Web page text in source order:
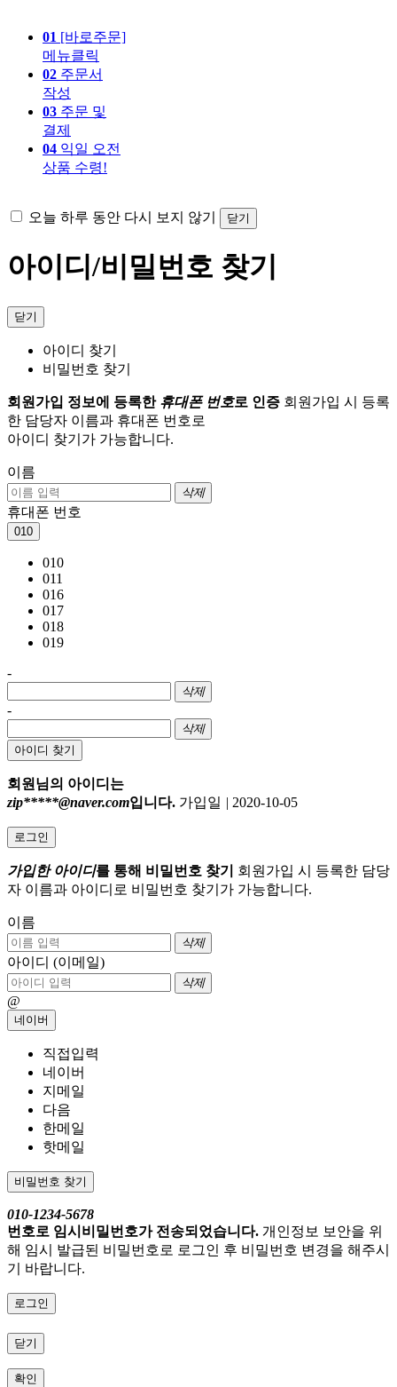
01 [바로주문]
메뉴클릭
02 주문서
작성
03 주문 및
결제
04 익일 오전
상품 수령!
오늘 하루 동안 다시 보지 않기 닫기
아이디/비밀번호 찾기
닫기
아이디 찾기
비밀번호 찾기
회원가입 정보에 등록한 휴대폰 번호로 인증 회원가입 시 등록
한 담당자 이름과 휴대폰 번호로
아이디 찾기가 가능합니다.
이름
삭제
휴대폰 번호
010
010
011
016
017
018
019
-
삭제
-
삭제
아이디 찾기
회원님의 아이디는
zip*****@naver.com입니다. 가입일 | 2020-10-05
로그인
가입한 아이디를 통해 비밀번호 찾기
회원가입 시 등록한 담당
자 이름과 아이디로 비밀번호 찾기가 가능합니다.
이름
삭제
아이디 (이메일)
삭제
@
네이버
직접입력
네이버
지메일
다음
한메일
핫메일
비밀번호 찾기
010-1234-5678
번호로 임시비밀번호가 전송되었습니다. 개인정보 보안을 위
해 임시 발급된 비밀번호로 로그인 후 비밀번호 변경을 해주시
기 바랍니다.
로그인
닫기
확인